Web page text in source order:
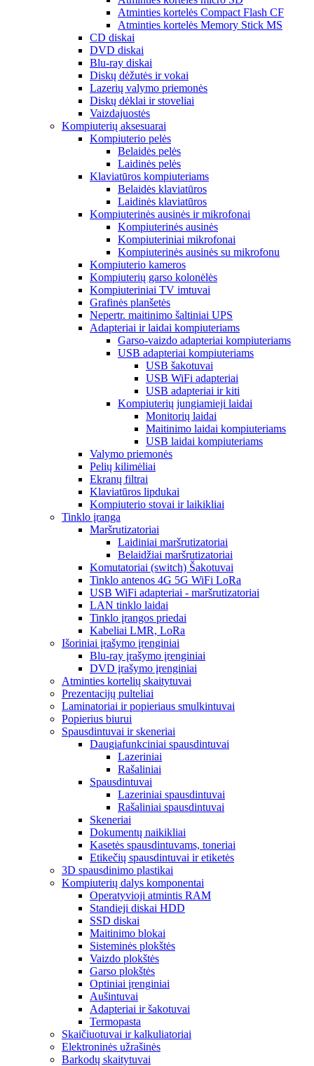
Atminties kortelės Compact Flash CF
Atminties kortelės Memory Stick MS
CD diskai
DVD diskai
Blu-ray diskai
Diskų dėžutės ir vokai
Lazerių valymo priemonės
Diskų dėklai ir stoveliai
Vaizdajuostės
Kompiuterių aksesuarai
Kompiuterio pelės
Belaidės pelės
Laidinės pelės
Klaviatūros kompiuteriams
Belaidės klaviatūros
Laidinės klaviatūros
Kompiuterinės ausinės ir mikrofonai
Kompiuterinės ausinės
Kompiuteriniai mikrofonai
Kompiuterinės ausinės su mikrofonu
Kompiuterio kameros
Kompiuterių garso kolonėlės
Kompiuteriniai TV imtuvai
Grafinės planšetės
Nepertr. maitinimo šaltiniai UPS
Adapteriai ir laidai kompiuteriams
Garso-vaizdo adapteriai kompiuteriams
USB adapteriai kompiuteriams
USB šakotuvai
USB WiFi adapteriai
USB adapteriai ir kiti
Kompiuterių jungiamieji laidai
Monitorių laidai
Maitinimo laidai kompiuteriams
USB laidai kompiuteriams
Valymo priemonės
Pelių kilimėliai
Ekranų filtrai
Klaviatūros lipdukai
Kompiuterio stovai ir laikikliai
Tinklo įranga
Maršrutizatoriai
Laidiniai maršrutizatoriai
Belaidžiai maršrutizatoriai
Komutatoriai (switch) Šakotuvai
Tinklo antenos 4G 5G WiFi LoRa
USB WiFi adapteriai - maršrutizatoriai
LAN tinklo laidai
Tinklo įrangos priedai
Kabeliai LMR, LoRa
Išoriniai įrašymo įrenginiai
Blu-ray įrašymo įrenginiai
DVD įrašymo įrenginiai
Atminties kortelių skaitytuvai
Prezentacijų pulteliai
Laminatoriai ir popieriaus smulkintuvai
Popierius biurui
Spausdintuvai ir skeneriai
Daugiafunkciniai spausdintuvai
Lazeriniai
Rašaliniai
Spausdintuvai
Lazeriniai spausdintuvai
Rašaliniai spausdintuvai
Skeneriai
Dokumentų naikikliai
Kasetės spausdintuvams, toneriai
Etikečių spausdintuvai ir etiketės
3D spausdinimo plastikai
Kompiuterių dalys komponentai
Operatyvioji atmintis RAM
Standieji diskai HDD
SSD diskai
Maitinimo blokai
Sisteminės plokštės
Vaizdo plokštės
Garso plokštės
Optiniai įrenginiai
Aušintuvai
Adapteriai ir šakotuvai
Termopasta
Skaičiuotuvai ir kalkuliatoriai
Elektroninės užrašinės
Barkodų skaitytuvai